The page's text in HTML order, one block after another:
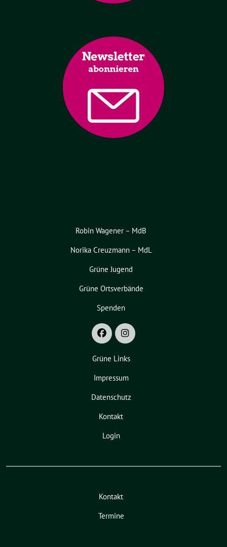
Robin Wagener – MdB
Norika Creuzmann – MdL
Grüne Jugend
Grüne Ortsverbände
Spenden
Grüne Links
Impressum
Datenschutz
Kontakt
Login
Kontakt
Termine